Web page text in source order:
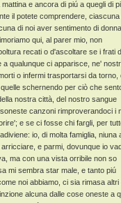
e ancora di piú a quegli di
il potete comprendere, ciascuna
di noi aver sentimento di
qui, al parer mio, non
recati o d'ascoltare se i frati
a qualunque ci apparisce, ne'
o infermi trasportarsi da torno,
schernendo per ciò che
nostra città, del nostro sangue
canzoni rimproverandoci i
e se ci fosse chi fargli, per
io, di molta famiglia, niuna
e parmi, dovunque io
ma con una vista orribile non so
mi sembra star male, e tanto piú
noi abbiamo, ci sia rimasa altri
alcuna dalle cose oneste a